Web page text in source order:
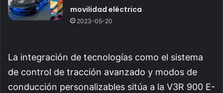
movilidad eléctrica
2023-05-20
La integración de tecnologías como el sistema
de control de tracción avanzado y modos de
conducción personalizables sitúa a la V3R 900 E-